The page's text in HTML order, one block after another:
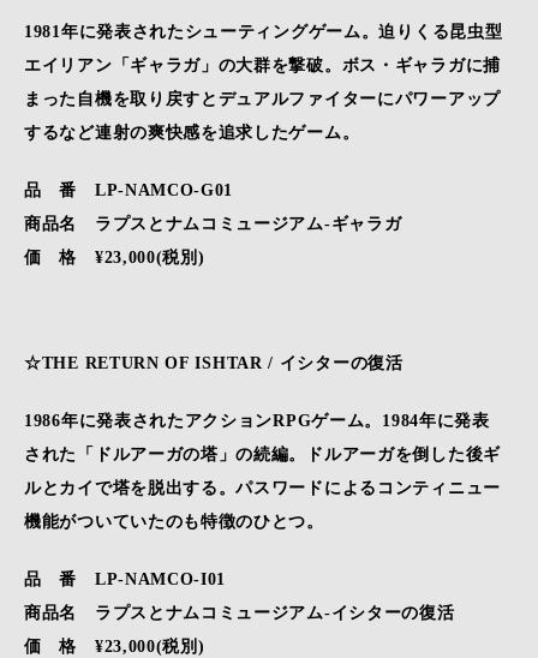
1981年に発表されたシューティングゲーム。迫りくる昆虫型
エイリアン「ギャラガ」の大群を撃破。ボス・ギャラガに捕
まった自機を取り戻すとデュアルファイターにパワーアップ
するなど連射の爽快感を追求したゲーム。
品 番 LP-NAMCO-G01
商品名 ラプスとナムコミュージアム-ギャラガ
価 格 ¥23,000(税別)
☆THE RETURN OF ISHTAR / イシターの復活
1986年に発表されたアクションRPGゲーム。1984年に発表
された「ドルアーガの塔」の続編。ドルアーガを倒した後ギ
ルとカイで塔を脱出する。パスワードによるコンティニュー
機能がついていたのも特徴のひとつ。
品 番 LP-NAMCO-I01
商品名 ラプスとナムコミュージアム-イシターの復活
価 格 ¥23,000(税別)